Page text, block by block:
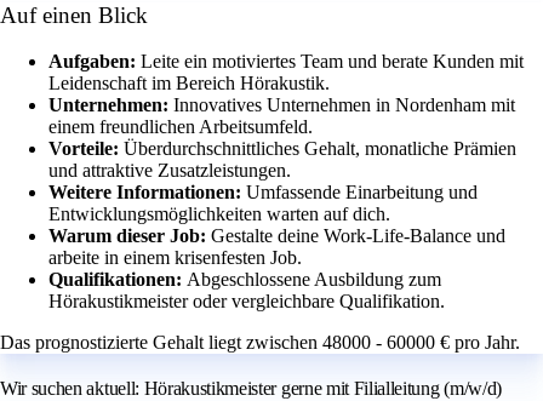
Auf einen Blick
Aufgaben: Leite ein motiviertes Team und berate Kunden mit
Leidenschaft im Bereich Hörakustik.
Unternehmen: Innovatives Unternehmen in Nordenham mit
einem freundlichen Arbeitsumfeld.
Vorteile: Überdurchschnittliches Gehalt, monatliche Prämien
und attraktive Zusatzleistungen.
Weitere Informationen: Umfassende Einarbeitung und
Entwicklungsmöglichkeiten warten auf dich.
Warum dieser Job: Gestalte deine Work-Life-Balance und
arbeite in einem krisenfesten Job.
Qualifikationen: Abgeschlossene Ausbildung zum
Hörakustikmeister oder vergleichbare Qualifikation.
Das prognostizierte Gehalt liegt zwischen 48000 - 60000 € pro Jahr.
Wir suchen aktuell: Hörakustikmeister gerne mit Filialleitung (m/w/d)